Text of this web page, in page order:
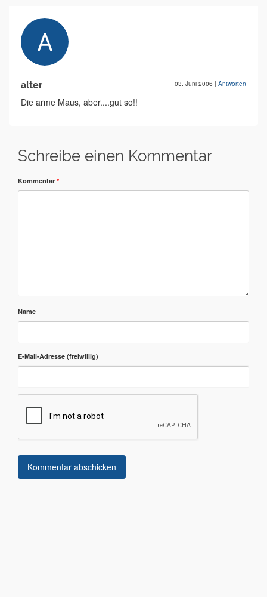
alter 03. Juni 2006 | Antworten
Die arme Maus, aber....gut so!!
Schreibe einen Kommentar
Kommentar *
Name
E-Mail-Adresse